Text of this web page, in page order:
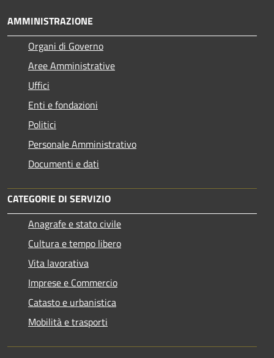
AMMINISTRAZIONE
Organi di Governo
Aree Amministrative
Uffici
Enti e fondazioni
Politici
Personale Amministrativo
Documenti e dati
CATEGORIE DI SERVIZIO
Anagrafe e stato civile
Cultura e tempo libero
Vita lavorativa
Imprese e Commercio
Catasto e urbanistica
Mobilità e trasporti